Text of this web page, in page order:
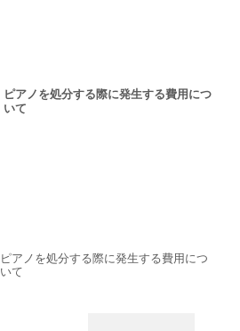
ピアノを処分する際に発生する費用につ
いて
ピアノを処分する際に発生する費用につ
いて